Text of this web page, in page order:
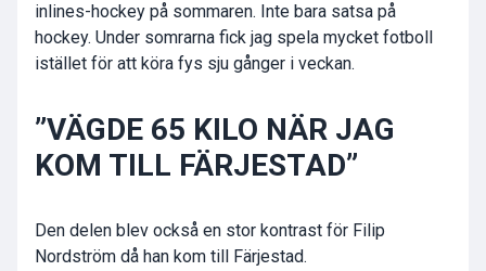
inlines-hockey på sommaren. Inte bara satsa på
hockey. Under somrarna fick jag spela mycket fotboll
istället för att köra fys sju gånger i veckan.
”VÄGDE 65 KILO NÄR JAG
KOM TILL FÄRJESTAD”
Den delen blev också en stor kontrast för Filip
Nordström då han kom till Färjestad.